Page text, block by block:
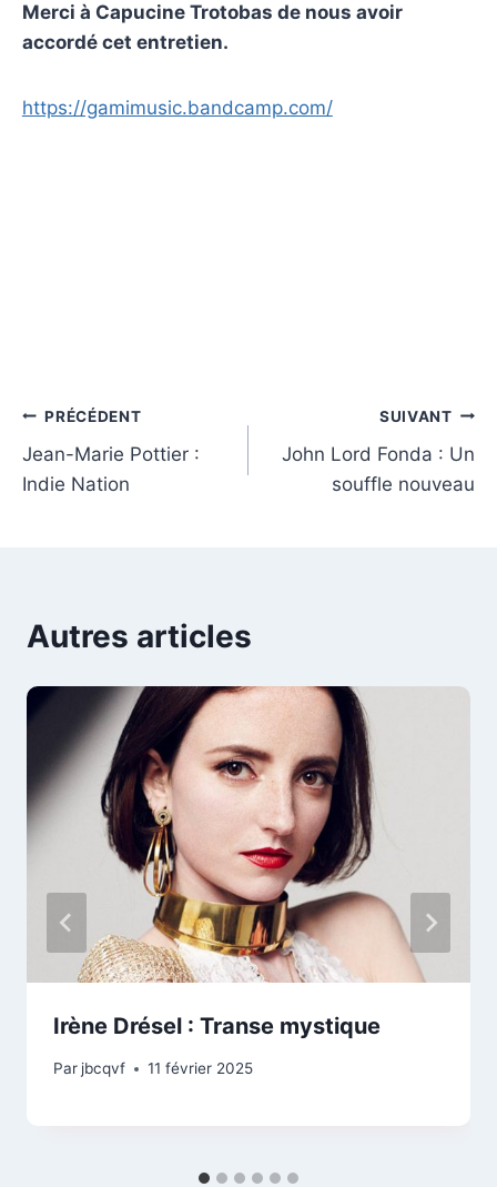
Merci à Capucine Trotobas de nous avoir
accordé cet entretien.
https://gamimusic.bandcamp.com/
Navigation
de
PRÉCÉDENT
Jean-Marie Pottier :
Indie Nation
SUIVANT
John Lord Fonda : Un
souffle nouveau
Autres articles
Irène Drésel : Transe mystique
Par jbcqvf 11 février 2025